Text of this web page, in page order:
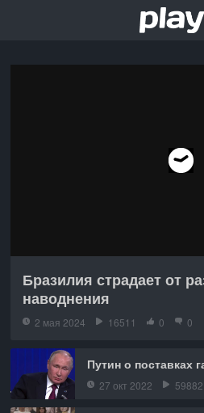
Бразилия страдает от
наводнения
2 мая 2024 16511 0 0
Путин о поставках
27 окт 2022 59882